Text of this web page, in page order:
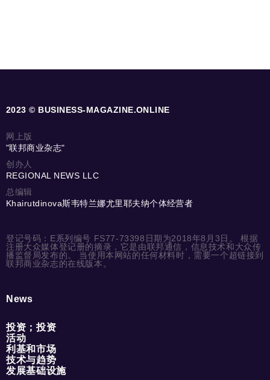
2023 © BUSINESS-MAGAZINE.ONLINE
网上版
"联邦商业杂志"
创办人
REGIONAL NEWS LLC
总编辑
Khairutdinova斯韦特兰娜尤里耶夫纳个体经营者
登记号码：E系列编号 FS77-73398日期为2018年8月3日。 根据
注册大众媒体登记册的摘录，它是由联邦通信，信息技术和大众传
播监督局发布的。 当使用本网站的任何材料时，需要一个超链接到
联邦商业杂志的在线版本。
News
投资；投资
活动
利基和市场
技术与趋势
发展基础设施